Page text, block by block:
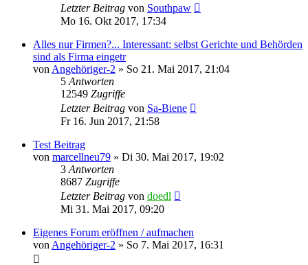
Letzter Beitrag von Southpaw
Mo 16. Okt 2017, 17:34
Alles nur Firmen?... Interessant: selbst Gerichte und Behörden
sind als Firma eingetr
von Angehöriger-2 » So 21. Mai 2017, 21:04
5 Antworten
12549 Zugriffe
Letzter Beitrag von Sa-Biene
Fr 16. Jun 2017, 21:58
Test Beitrag
von marcellneu79 » Di 30. Mai 2017, 19:02
3 Antworten
8687 Zugriffe
Letzter Beitrag von doedl
Mi 31. Mai 2017, 09:20
Eigenes Forum eröffnen / aufmachen
von Angehöriger-2 » So 7. Mai 2017, 16:31